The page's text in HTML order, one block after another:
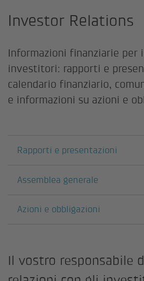
Investor Relations
Informazioni finanziarie per
investitori: rapporti e
calendario finanziario,
e informazioni su azioni e
Pagine sottostanti
Rapporti e presentazioni
Assemblea generale
Azioni e obbligazioni
Il vostro responsabile